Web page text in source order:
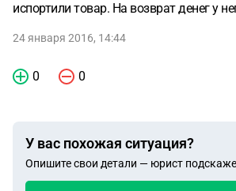
испортили товар. На возврат денег у
24 января 2016, 14:44
0 0
У вас похожая ситуация?
Опишите свои детали — юрист